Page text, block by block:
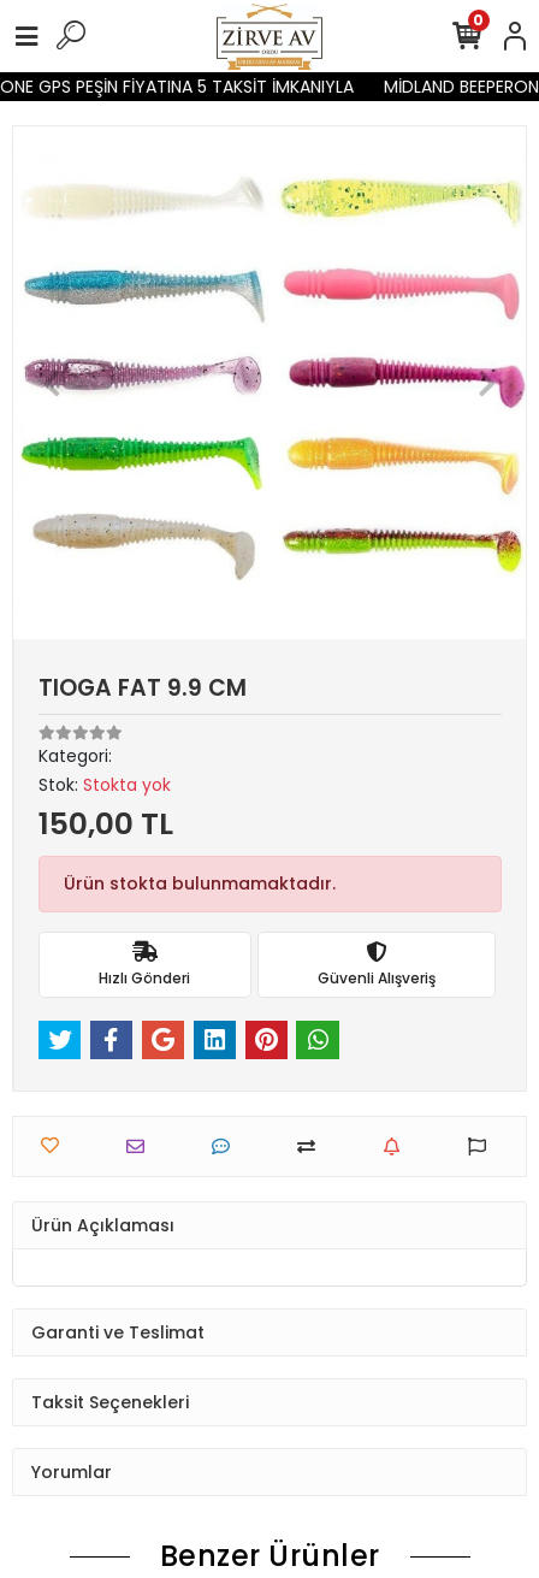
GPS PEŞİN FİYATINA 5 TAKSİT İMKANIYLA MİDLAND
0
TIOGA FAT 9.9 CM
Kategori:
Stok: Stokta yok
150,00 TL
Ürün stokta bulunmamaktadır.
Hızlı Gönderi Güvenli Alışveriş
Ürün Açıklaması
Garanti ve Teslimat
Taksit Seçenekleri
Yorumlar
Benzer Ürünler